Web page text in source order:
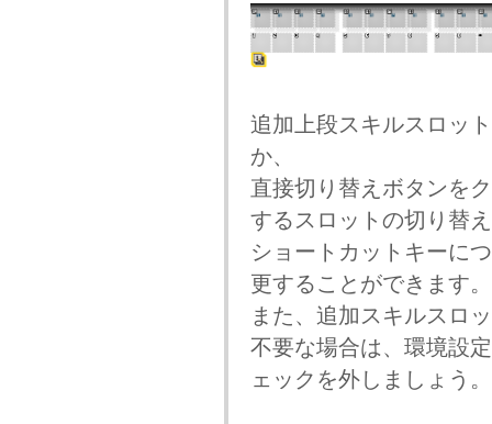
追加上段スキルスロッ
か、
直接切り替えボタンを
するスロットの切り替
ショートカットキーに
更することができます。
また、追加スキルスロ
不要な場合は、環境設
ェックを外しましょう。